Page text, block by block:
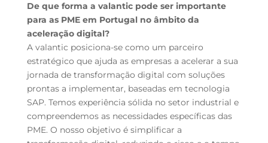
De que forma a valantic pode ser importante
para as PME em Portugal no âmbito da
aceleração digital?
A valantic posiciona-se como um parceiro
estratégico que ajuda as empresas a acelerar a sua
jornada de transformação digital com soluções
prontas a implementar, baseadas em tecnologia
SAP. Temos experiência sólida no setor industrial e
compreendemos as necessidades específicas das
PME. O nosso objetivo é simplificar a